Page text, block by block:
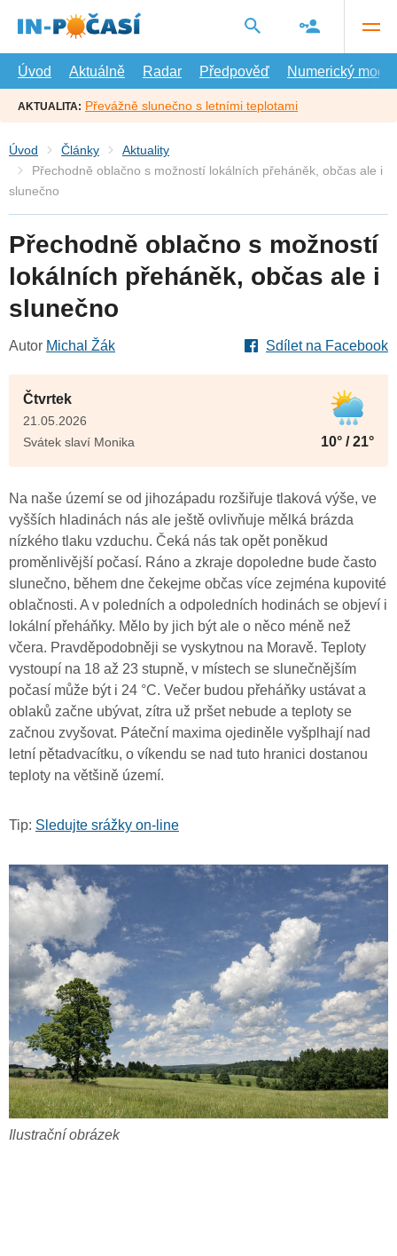
hlavní
Úvod
Aktuálně Radar Předpověď Numerický model
AKTUALITA: Převážně slunečno s letními teplotami
Úvod Články
Aktuality
Přechodně oblačno s možností lokálních přeháněk, občas ale i
slunečno
Přechodně oblačno s možností
lokálních přeháněk, občas ale i
slunečno
Autor Michal Žák Sdílet na Facebook
Čtvrtek
21.05.2026
Svátek slaví Monika
10° / 21°
Na naše území se od jihozápadu rozšiřuje tlaková výše, ve
vyšších hladinách nás ale ještě ovlivňuje mělká brázda
nízkého tlaku vzduchu. Čeká nás tak opět poněkud
proměnlivější počasí. Ráno a zkraje dopoledne bude často
slunečno, během dne čekejme občas více zejména kupovité
oblačnosti. A v poledních a odpoledních hodinách se objeví i
lokální přeháňky. Mělo by jich být ale o něco méně než
včera. Pravděpodobněji se vyskytnou na Moravě. Teploty
vystoupí na 18 až 23 stupně, v místech se slunečnějším
počasí může být i 24 °C. Večer budou přeháňky ustávat a
oblaků začne ubývat, zítra už pršet nebude a teploty se
začnou zvyšovat. Páteční maxima ojediněle vyšplhají nad
letní pětadvacítku, o víkendu se nad tuto hranici dostanou
teploty na většině území.
Tip: Sledujte srážky on-line
Ilustrační obrázek